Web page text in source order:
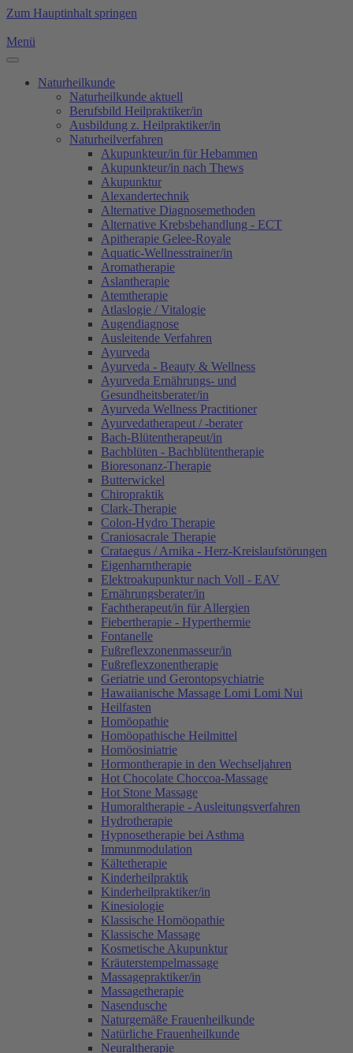
Zum Hauptinhalt springen
Menü
Naturheilkunde
Naturheilkunde aktuell
Berufsbild Heilpraktiker/in
Ausbildung z. Heilpraktiker/in
Naturheilverfahren
Akupunkteur/in für Hebammen
Akupunkteur/in nach Thews
Akupunktur
Alexandertechnik
Alternative Diagnosemethoden
Alternative Krebsbehandlung - ECT
Apitherapie Gelee-Royale
Aquatic-Wellnesstrainer/in
Aromatherapie
Aslantherapie
Atemtherapie
Atlaslogie / Vitalogie
Augendiagnose
Ausleitende Verfahren
Ayurveda
Ayurveda - Beauty & Wellness
Ayurveda Ernährungs- und
Gesundheitsberater/in
Ayurveda Wellness Practitioner
Ayurvedatherapeut / -berater
Bach-Blütentherapeut/in
Bachblüten - Bachblütentherapie
Bioresonanz-Therapie
Butterwickel
Chiropraktik
Clark-Therapie
Colon-Hydro Therapie
Craniosacrale Therapie
Crataegus / Arnika - Herz-Kreislaufstörungen
Eigenharntherapie
Elektroakupunktur nach Voll - EAV
Ernährungsberater/in
Fachtherapeut/in für Allergien
Fiebertherapie - Hyperthermie
Fontanelle
Fußreflexzonenmasseur/in
Fußreflexzonentherapie
Geriatrie und Gerontopsychiatrie
Hawaiianische Massage Lomi Lomi Nui
Heilfasten
Homöopathie
Homöopathische Heilmittel
Homöosiniatrie
Hormontherapie in den Wechseljahren
Hot Chocolate Choccoa-Massage
Hot Stone Massage
Humoraltherapie - Ausleitungsverfahren
Hydrotherapie
Hypnosetherapie bei Asthma
Immunmodulation
Kältetherapie
Kinderheilpraktik
Kinderheilpraktiker/in
Kinesiologie
Klassische Homöopathie
Klassische Massage
Kosmetische Akupunktur
Kräuterstempelmassage
Massagepraktiker/in
Massagetherapie
Nasendusche
Naturgemäße Frauenheilkunde
Natürliche Frauenheilkunde
Neuraltherapie